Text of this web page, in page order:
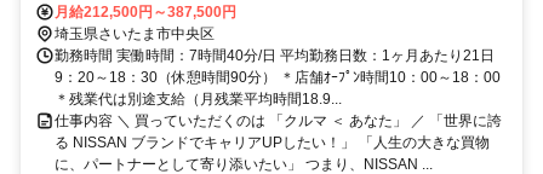
月給212,500円～387,500円
埼玉県さいたま市中央区
勤務時間 実働時間：7時間40分/日 平均勤務日数：1ヶ月あたり21日
9：20～18：30（休憩時間90分） ＊店舗ｵｰﾌﾟﾝ時間10：00～18：00
＊残業代は別途支給（月残業平均時間18.9...
仕事内容 ＼ 買っていただくのは 「クルマ ＜ あなた」 ／ 「世界に誇
る NISSAN ブランドでキャリアUPしたい！」 「人生の大きな買物
に、パートナーとして寄り添いたい」 つまり、NISSAN ...